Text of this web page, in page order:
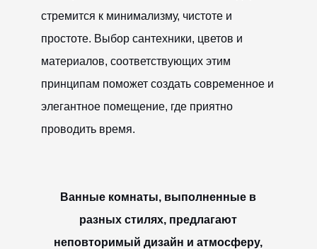
стремится к минимализму, чистоте и
простоте. Выбор сантехники, цветов и
материалов, соответствующих этим
принципам поможет создать современное и
элегантное помещение, где приятно
проводить время.
Ванные комнаты, выполненные в
разных стилях, предлагают
неповторимый дизайн и атмосферу,